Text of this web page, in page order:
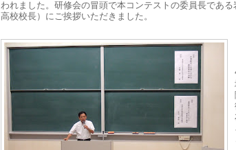
われました。研修会の冒頭で本コンテストの委員長であ
高校校長）にご挨拶いただきました。